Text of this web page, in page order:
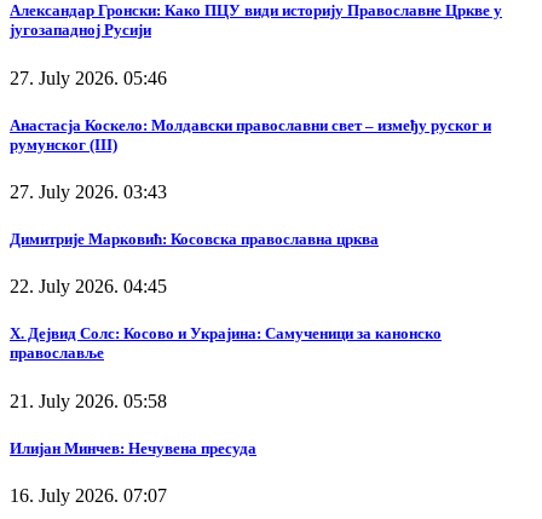
Александар Гронски: Како ПЦУ види историју Православне Цркве у
југозападној Русији
27. July 2026. 05:46
Анастасја Коскело: Молдавски православни свет – између руског и
румунског (III)
27. July 2026. 03:43
Димитрије Марковић: Косовска православна црква
22. July 2026. 04:45
Х. Дејвид Солс: Косово и Украјина: Самученици за канонско
православље
21. July 2026. 05:58
Илијан Минчев: Нечувена пресуда
16. July 2026. 07:07